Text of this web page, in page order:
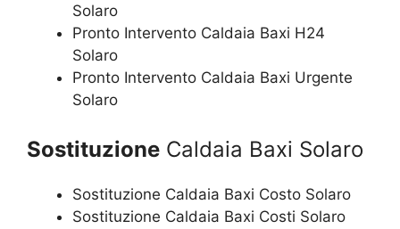
Solaro
Pronto Intervento Caldaia Baxi H24
Solaro
Pronto Intervento Caldaia Baxi Urgente
Solaro
Sostituzione Caldaia Baxi Solaro
Sostituzione Caldaia Baxi Costo Solaro
Sostituzione Caldaia Baxi Costi Solaro